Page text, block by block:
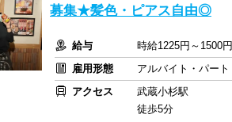
募集★髪色・ピアス自由◎
給与
時給1225円～1500
雇用形態
アルバイト・パート
アクセス
武蔵小杉駅
徒歩5分